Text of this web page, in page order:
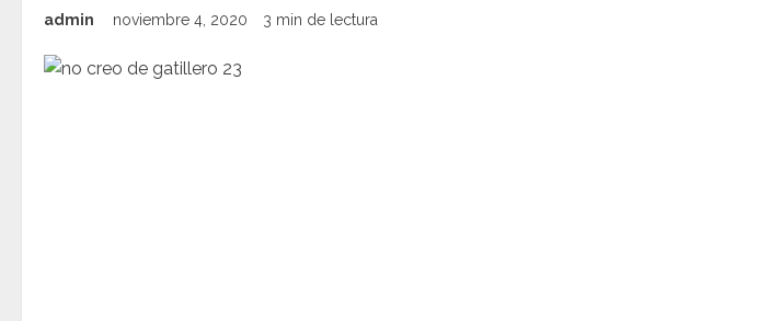
admin noviembre 4, 2020 3 min de lectura